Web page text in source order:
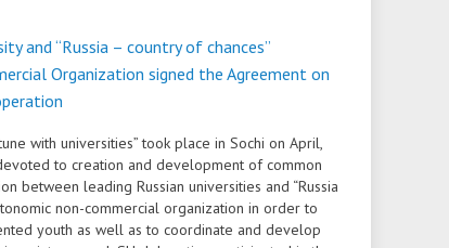
and “Russia – country of chances”
Organization signed the Agreement on
with universities” took place in Sochi on April,
to creation and development of common
between leading Russian universities and “Russia
non-commercial organization in order to
youth as well as to coordinate and develop